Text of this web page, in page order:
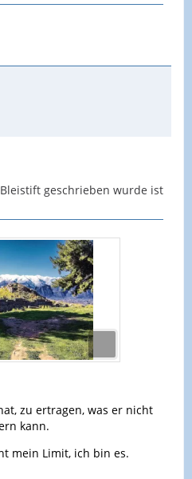
geschrieben wurde ist
zu ertragen, was er nicht
kann.
mein Limit, ich bin es.